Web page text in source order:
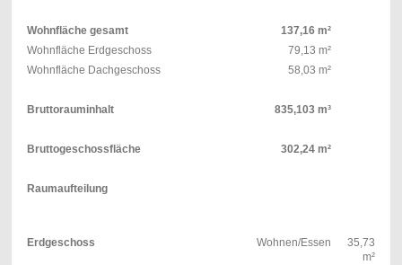
Wohnfläche gesamt
137,16 m²
Wohnfläche Erdgeschoss
79,13 m²
Wohnfläche Dachgeschoss
58,03 m²
Bruttorauminhalt 835,103 m³
Bruttogeschossfläche 302,24 m²
Raumaufteilung
Erdgeschoss Wohnen/Essen
35,73
m²